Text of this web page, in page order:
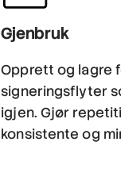
Gjenbruk
Opprett og lagre
signeringsflyter
igjen. Gjør
konsistente og